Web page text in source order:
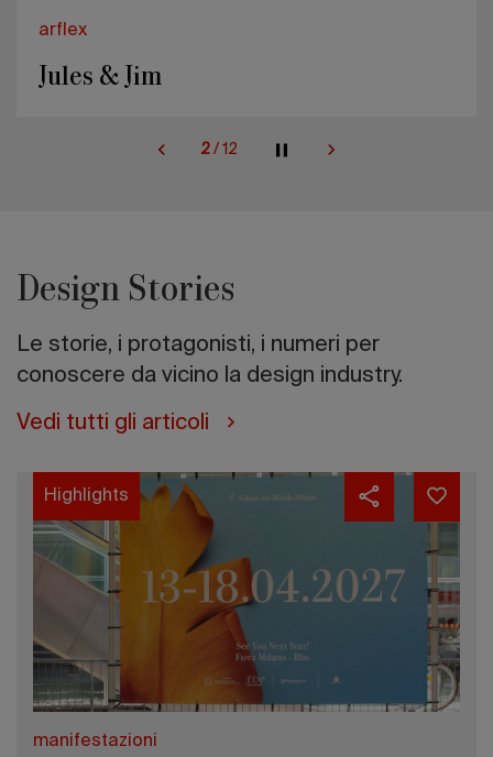
arflex
Jules & Jim
2 / 12
Design Stories
Le storie, i protagonisti, i numeri per
conoscere da vicino la design industry.
Vedi tutti gli articoli
Highlights
manifestazioni